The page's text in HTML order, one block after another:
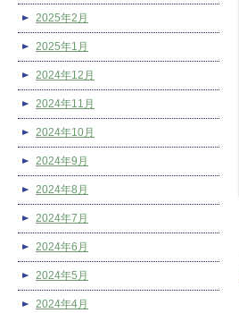
2025年2月
2025年1月
2024年12月
2024年11月
2024年10月
2024年9月
2024年8月
2024年7月
2024年6月
2024年5月
2024年4月